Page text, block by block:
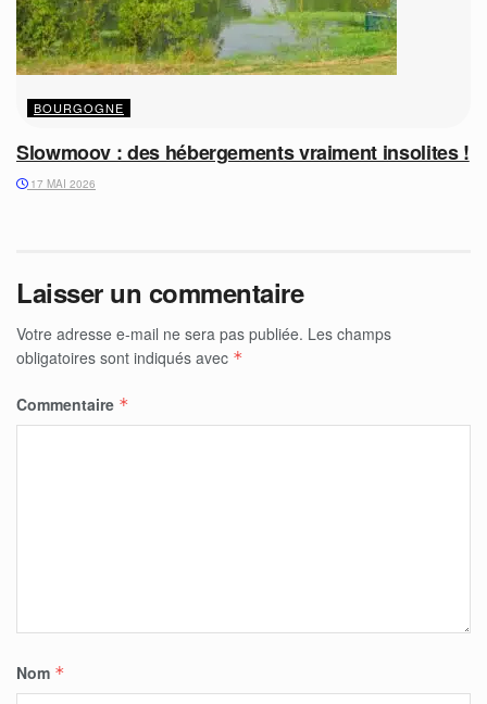
BOURGOGNE
Slowmoov : des hébergements vraiment insolites !
17 MAI 2026
Laisser un commentaire
Votre adresse e-mail ne sera pas publiée. Les champs
obligatoires sont indiqués avec *
Commentaire *
Nom *